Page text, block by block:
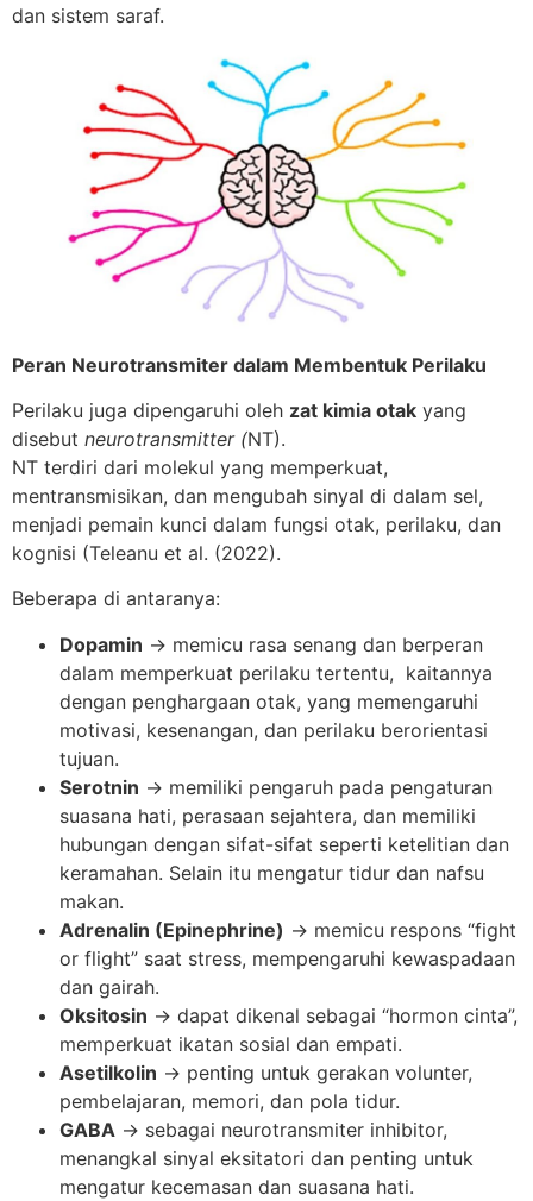
dan sistem saraf.
Peran Neurotransmiter dalam Membentuk Perilaku
Perilaku juga dipengaruhi oleh zat kimia otak yang
disebut neurotransmitter (NT).
NT terdiri dari molekul yang memperkuat,
mentransmisikan, dan mengubah sinyal di dalam sel,
menjadi pemain kunci dalam fungsi otak, perilaku, dan
kognisi (Teleanu et al. (2022).
Beberapa di antaranya:
Dopamin → memicu rasa senang dan berperan
dalam memperkuat perilaku tertentu, kaitannya
dengan penghargaan otak, yang memengaruhi
motivasi, kesenangan, dan perilaku berorientasi
tujuan.
Serotnin → memiliki pengaruh pada pengaturan
suasana hati, perasaan sejahtera, dan memiliki
hubungan dengan sifat-sifat seperti ketelitian dan
keramahan. Selain itu mengatur tidur dan nafsu
makan.
Adrenalin (Epinephrine) → memicu respons “fight
or flight” saat stress, mempengaruhi kewaspadaan
dan gairah.
Oksitosin → dapat dikenal sebagai “hormon cinta”,
memperkuat ikatan sosial dan empati.
Asetilkolin → penting untuk gerakan volunter,
pembelajaran, memori, dan pola tidur.
GABA → sebagai neurotransmiter inhibitor,
menangkal sinyal eksitatori dan penting untuk
mengatur kecemasan dan suasana hati.